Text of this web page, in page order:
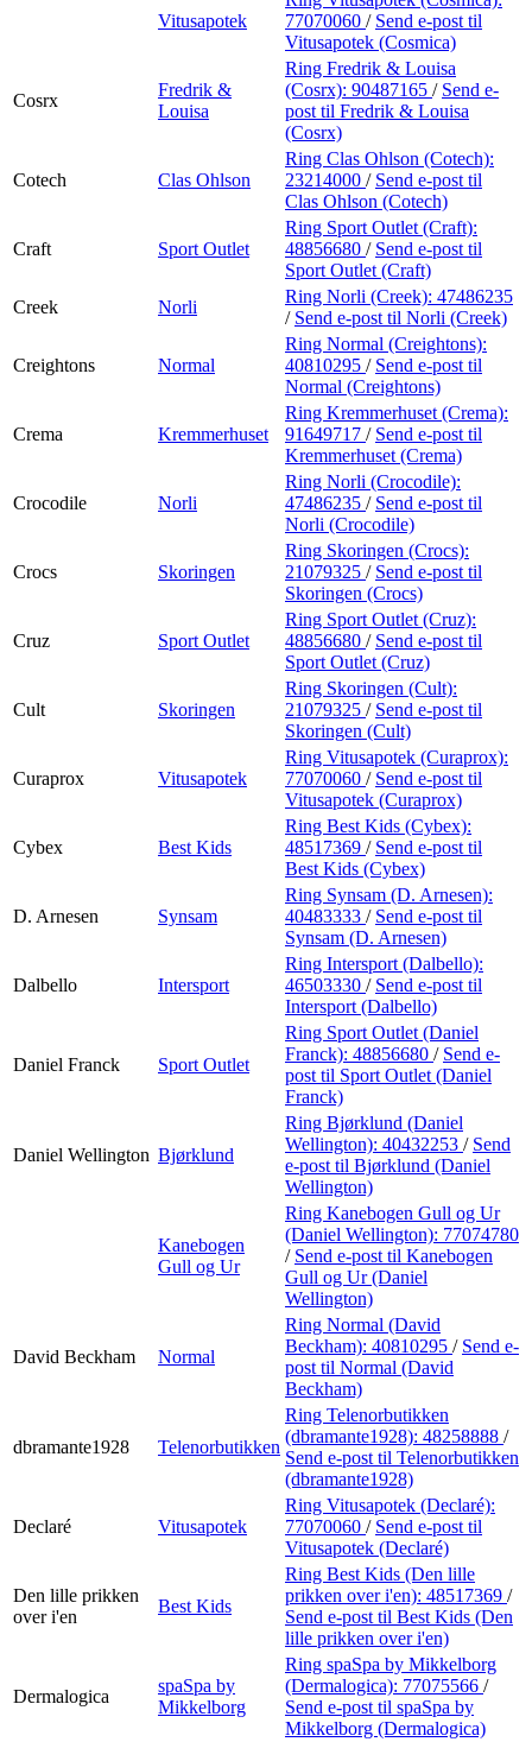
Vitusapotek
77070060 / Send e-post til
Vitusapotek (Cosmica)
Cosrx
Fredrik &
Louisa
Ring Fredrik & Louisa
(Cosrx): 90487165 / Send e-
post til Fredrik & Louisa
(Cosrx)
Cotech Clas Ohlson
Ring Clas Ohlson (Cotech):
23214000 / Send e-post til
Clas Ohlson (Cotech)
Craft Sport Outlet
Ring Sport Outlet (Craft):
48856680 / Send e-post til
Sport Outlet (Craft)
Creek
Norli
Ring Norli (Creek): 47486235
/ Send e-post til Norli (Creek)
Creightons Normal
Ring Normal (Creightons):
40810295 / Send e-post til
Normal (Creightons)
Crema Kremmerhuset
Ring Kremmerhuset (Crema):
91649717 / Send e-post til
Kremmerhuset (Crema)
Crocodile Norli
Ring Norli (Crocodile):
47486235 / Send e-post til
Norli (Crocodile)
Crocs Skoringen
Ring Skoringen (Crocs):
21079325 / Send e-post til
Skoringen (Crocs)
Cruz Sport Outlet
Ring Sport Outlet (Cruz):
48856680 / Send e-post til
Sport Outlet (Cruz)
Cult Skoringen
Ring Skoringen (Cult):
21079325 / Send e-post til
Skoringen (Cult)
Curaprox Vitusapotek
Ring Vitusapotek (Curaprox):
77070060 / Send e-post til
Vitusapotek (Curaprox)
Cybex Best Kids
Ring Best Kids (Cybex):
48517369 / Send e-post til
Best Kids (Cybex)
D. Arnesen Synsam
Ring Synsam (D. Arnesen):
40483333 / Send e-post til
Synsam (D. Arnesen)
Dalbello Intersport
Ring Intersport (Dalbello):
46503330 / Send e-post til
Intersport (Dalbello)
Daniel Franck Sport Outlet
Ring Sport Outlet (Daniel
Franck): 48856680 / Send e-
post til Sport Outlet (Daniel
Franck)
Daniel Wellington Bjørklund
Ring Bjørklund (Daniel
Wellington): 40432253 / Send
e-post til Bjørklund (Daniel
Wellington)
Kanebogen
Gull og Ur
Ring Kanebogen Gull og Ur
(Daniel Wellington): 77074780
/ Send e-post til Kanebogen
Gull og Ur (Daniel
Wellington)
David Beckham Normal
Ring Normal (David
Beckham): 40810295 / Send e-
post til Normal (David
Beckham)
dbramante1928 Telenorbutikken
Ring Telenorbutikken
(dbramante1928): 48258888 /
Send e-post til Telenorbutikken
(dbramante1928)
Declaré Vitusapotek
Ring Vitusapotek (Declaré):
77070060 / Send e-post til
Vitusapotek (Declaré)
Den lille prikken
over i'en
Best Kids
Ring Best Kids (Den lille
prikken over i'en): 48517369 /
Send e-post til Best Kids (Den
lille prikken over i'en)
Dermalogica
spaSpa by
Mikkelborg
Ring spaSpa by Mikkelborg
(Dermalogica): 77075566 /
Send e-post til spaSpa by
Mikkelborg (Dermalogica)